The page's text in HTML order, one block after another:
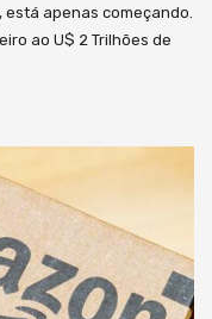
apenas começando.
ao U$ 2 Trilhões de